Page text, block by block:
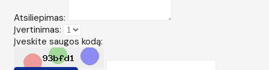
Atsiliepimas:
Įvertinimas:
Įveskite saugos kodą: